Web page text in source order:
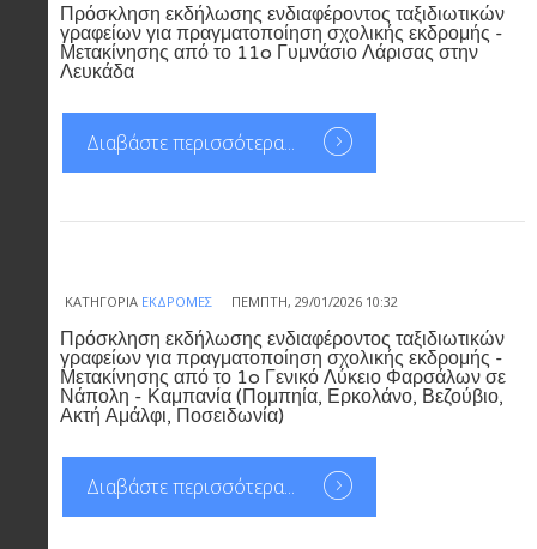
Πρόσκληση εκδήλωσης ενδιαφέροντος ταξιδιωτικών
γραφείων για πραγματοποίηση σχολικής εκδρομής -
Μετακίνησης από το 11o Γυμνάσιο Λάρισας στην
Λευκάδα
Διαβάστε περισσότερα...
ΚΑΤΗΓΟΡΊΑ ΕΚΔΡΟΜΈΣ ΠΈΜΠΤΗ, 29/01/2026 10:32
Πρόσκληση εκδήλωσης ενδιαφέροντος ταξιδιωτικών
γραφείων για πραγματοποίηση σχολικής εκδρομής -
Μετακίνησης από το 1o Γενικό Λύκειο Φαρσάλων σε
Νάπολη - Καμπανία (Πομπηία, Ερκολάνο, Βεζούβιο,
Ακτή Αμάλφι, Ποσειδωνία)
Διαβάστε περισσότερα...